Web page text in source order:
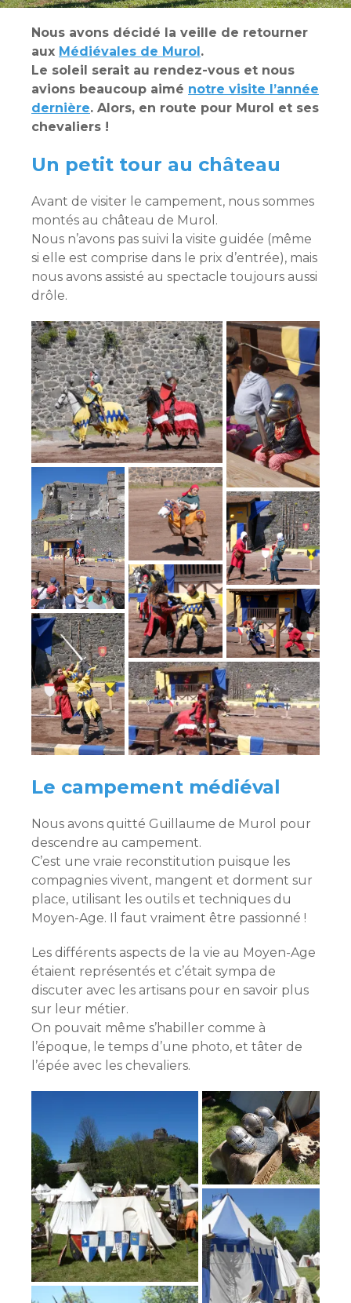
Nous avons décidé la veille de retourner
aux Médiévales de Murol.
Le soleil serait au rendez-vous et nous
avions beaucoup aimé notre visite l’année
dernière. Alors, en route pour Murol et ses
chevaliers !
Un petit tour au château
Avant de visiter le campement, nous sommes
montés au château de Murol.
Nous n’avons pas suivi la visite guidée (même
si elle est comprise dans le prix d’entrée), mais
nous avons assisté au spectacle toujours aussi
drôle.
Le campement médiéval
Nous avons quitté Guillaume de Murol pour
descendre au campement.
C’est une vraie reconstitution puisque les
compagnies vivent, mangent et dorment sur
place, utilisant les outils et techniques du
Moyen-Age. Il faut vraiment être passionné !
Les différents aspects de la vie au Moyen-Age
étaient représentés et c’était sympa de
discuter avec les artisans pour en savoir plus
sur leur métier.
On pouvait même s’habiller comme à
l’époque, le temps d’une photo, et tâter de
l’épée avec les chevaliers.